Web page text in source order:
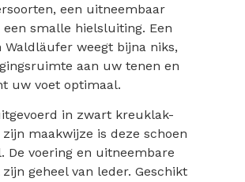
een uitneembaar
een smalle hielsluiting. Een
Waldläufer weegt bijna niks,
aan uw tenen en
uw voet optimaal.
in zwart kreuklak-
zijn maakwijze is deze schoen
De voering en uitneembare
geheel van leder. Geschikt